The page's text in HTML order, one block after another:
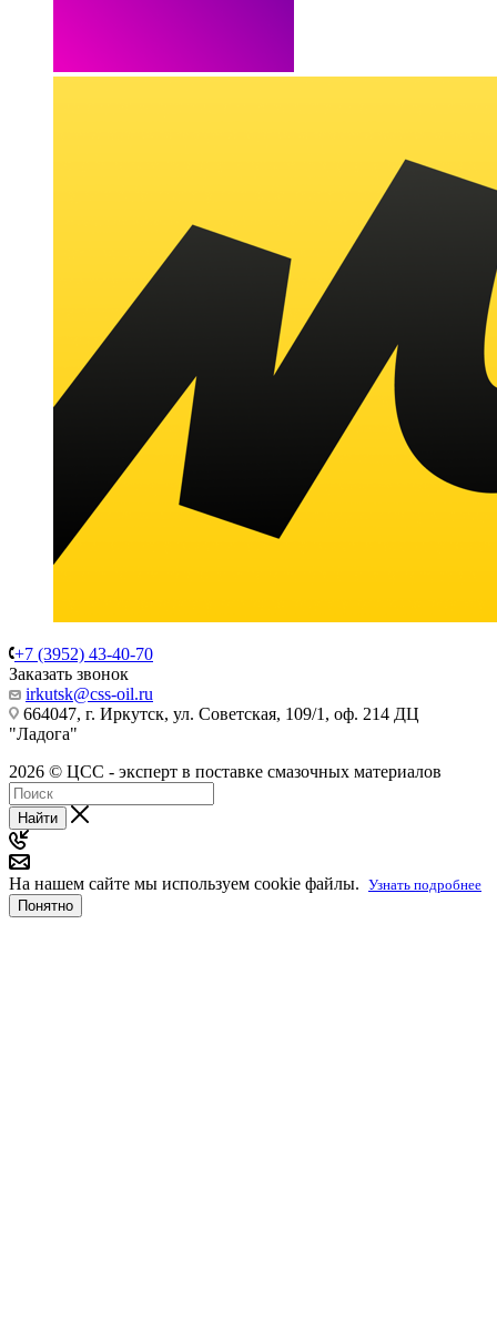
+7 (3952) 43-40-70
Заказать звонок
irkutsk@css-oil.ru
664047, г. Иркутск, ул. Советская, 109/1, оф. 214 ДЦ
"Ладога"
2026 © ЦСС - эксперт в поставке смазочных материалов
Найти
На нашем сайте мы используем cookie файлы. Узнать подробнее
Понятно